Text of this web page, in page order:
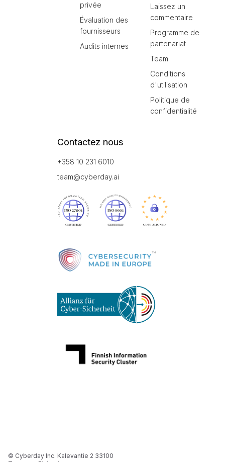
privée
Évaluation des
fournisseurs
Audits internes
Laissez un
commentaire
Programme de
partenariat
Team
Conditions
d'utilisation
Politique de
confidentialité
Contactez nous
+358 10 231 6010
team@cyberday.ai
© Cyberday Inc. Kalevantie 2 33100